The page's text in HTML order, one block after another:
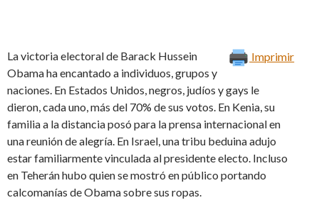
Imprimir
La victoria electoral de Barack Hussein
Obama ha encantado a individuos, grupos y
naciones. En Estados Unidos, negros, judíos y gays le
dieron, cada uno, más del 70% de sus votos. En Kenia, su
familia a la distancia posó para la prensa internacional en
una reunión de alegría. En Israel, una tribu beduina adujo
estar familiarmente vinculada al presidente electo. Incluso
en Teherán hubo quien se mostró en público portando
calcomanías de Obama sobre sus ropas.